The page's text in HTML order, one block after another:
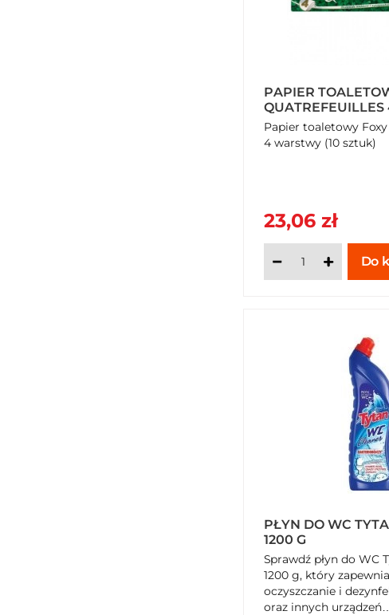
PAPIER
QUATREFEUILLES
(10 SZTUK)
Papier toaletowy
4 warstwy (10 sztuk)
23,06 zł
Do
PŁYN DO WC
1200 G
Sprawdź płyn do WC
1200 g, który
oczyszczanie i
oraz innych urządzeń